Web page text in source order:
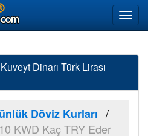
Dinarı Türk Lirası
Döviz Kurları
10 KWD Kaç TRY Eder